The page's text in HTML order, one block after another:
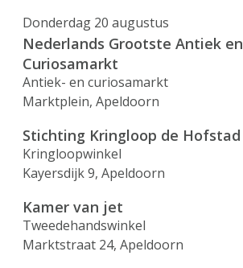
Donderdag 20 augustus
Nederlands Grootste Antiek en
Curiosamarkt
Antiek- en curiosamarkt
Marktplein, Apeldoorn
Stichting Kringloop de Hofstad
Kringloopwinkel
Kayersdijk 9, Apeldoorn
Kamer van jet
Tweedehandswinkel
Marktstraat 24, Apeldoorn